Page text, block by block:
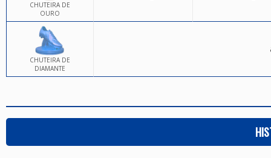
CHUTEIRA DE
OURO
CHUTEIRA DE
DIAMANTE